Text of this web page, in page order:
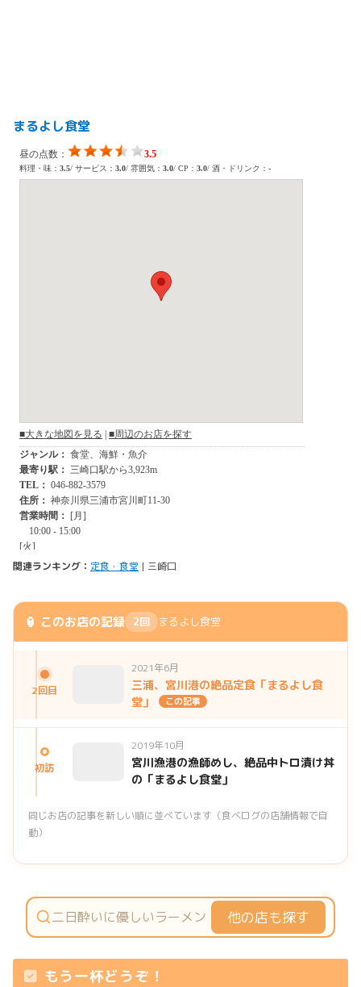
まるよし食堂
関連ランキング： 定食・食堂 | 三崎口
🏮 このお店の記録 2回 まるよし食堂
2回目
2021年6月
三浦、宮川港の絶品定食「まるよし食
堂」
この記事
初訪
2019年10月
宮川漁港の漁師めし、絶品中トロ漬け丼
の「まるよし食堂」
同じお店の記事を新しい順に並べています（食べログの店舗情報で自
動）
他の店も探す
もう一杯どうぞ！